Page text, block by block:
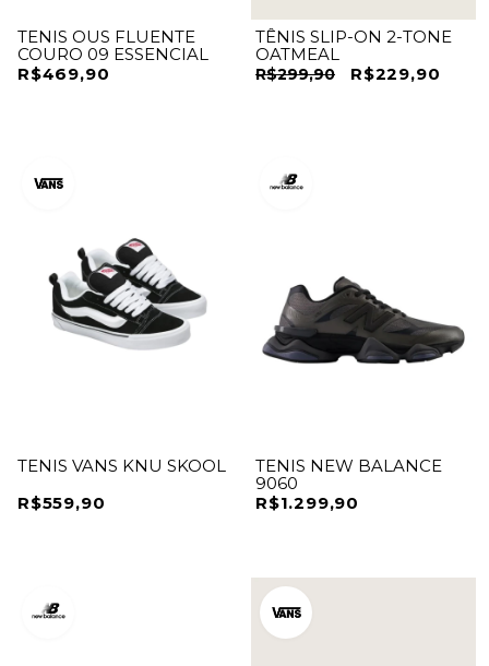
TENIS OUS FLUENTE
COURO 09 ESSENCIAL
R$469,90
TÊNIS SLIP-ON 2-TONE
OATMEAL
R$299,90 R$229,90
TENIS VANS KNU SKOOL
R$559,90
TENIS NEW BALANCE
9060
R$1.299,90